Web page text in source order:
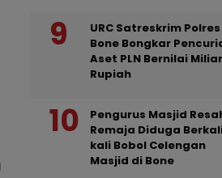
URC Satreskrim Polres
Bone Bongkar
Aset PLN Bernilai
Rupiah
Pengurus Masjid
Remaja Diduga
kali Bobol Celengan
Masjid di Bone